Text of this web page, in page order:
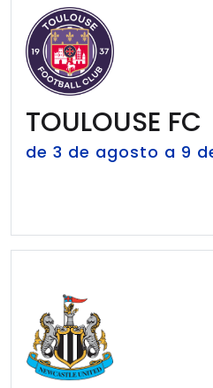
TOULOUSE FC
de 3 de agosto a 9